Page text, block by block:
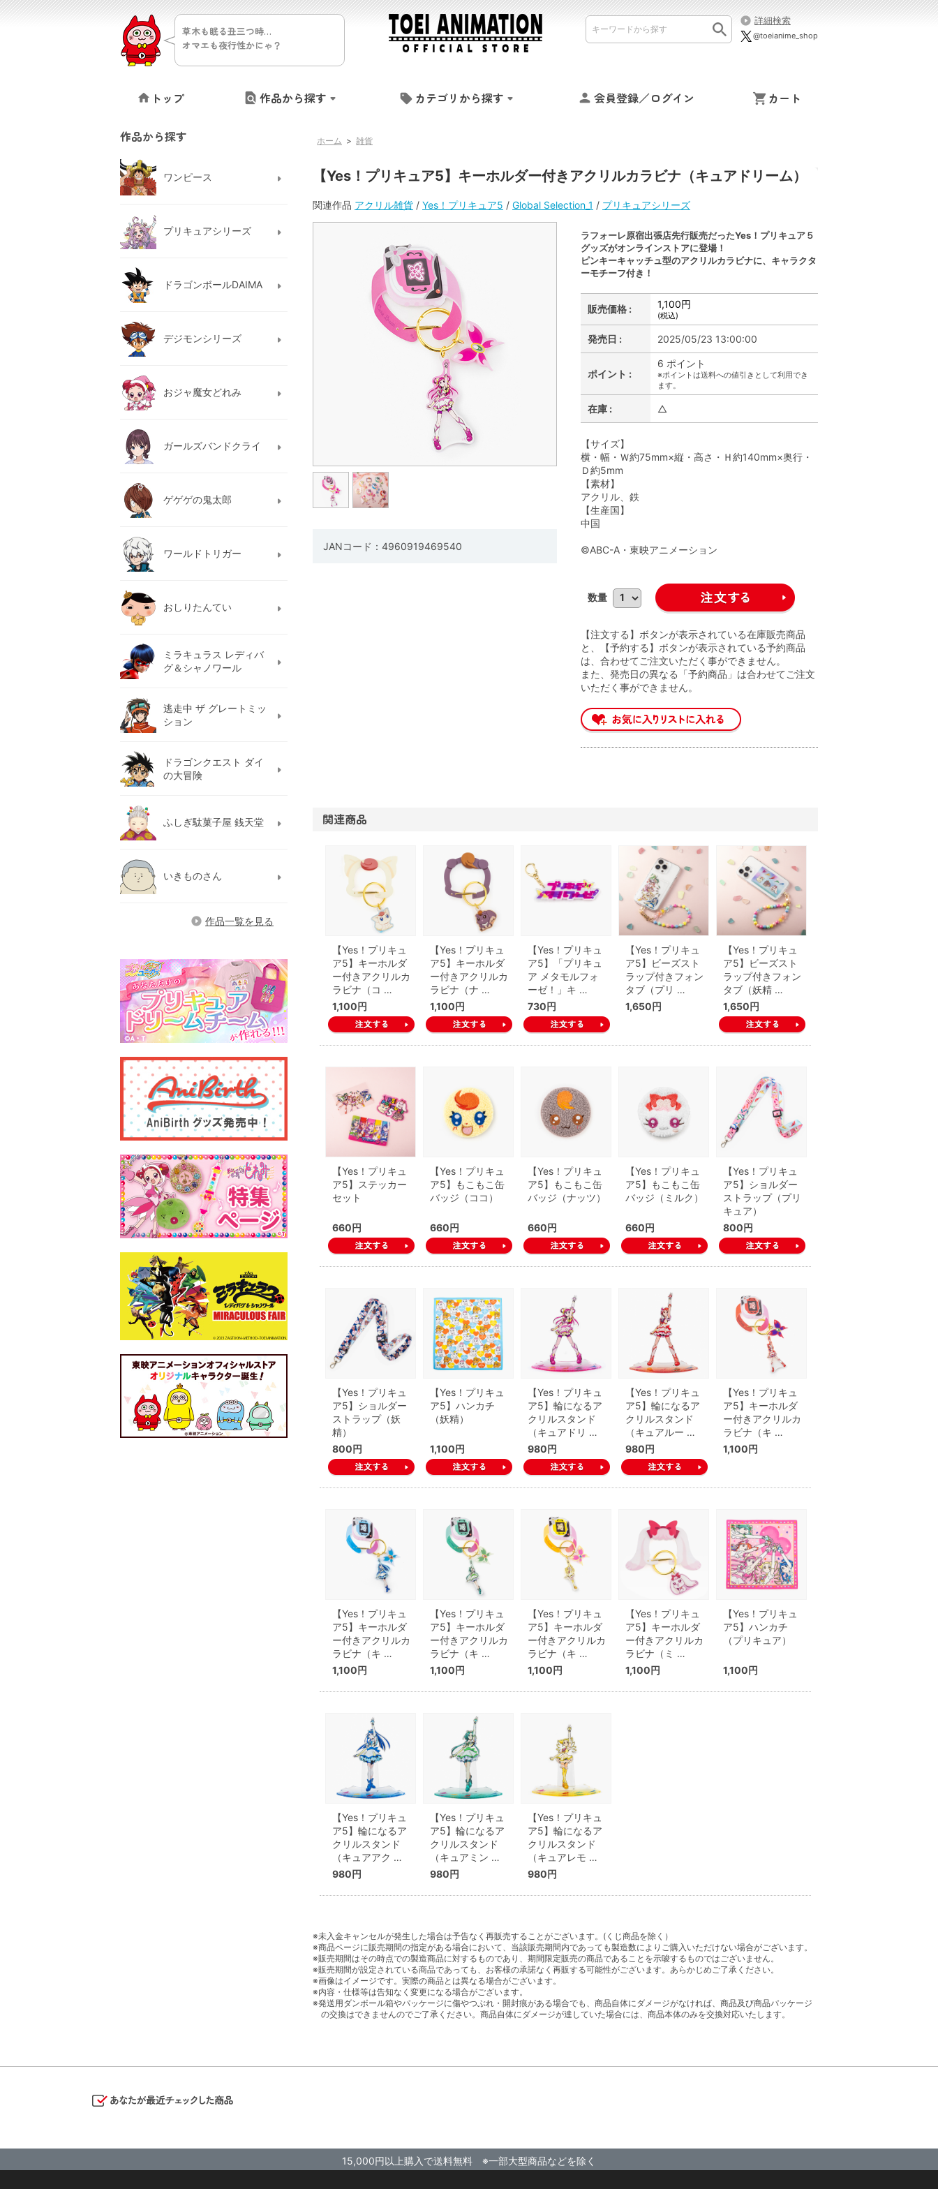
草木も眠る丑三つ時…
オマエも夜行性かにゃ？
詳細検索
@toeianime_shop
トップ 作品から探す カテゴリから探す 会員登録／ログイン カート
ホーム > 雑貨
【Yes！プリキュア5】キーホルダー付きアクリルカラビナ（キュアドリーム）
関連作品 アクリル雑貨 / Yes！プリキュア5 / Global Selection_1 / プリキュアシリーズ
JANコード：4960919469540
ラフォーレ原宿出張店先行販売だったYes！プリキュア５
グッズがオンラインストアに登場！
ピンキーキャッチュ型のアクリルカラビナに、キャラクタ
ーモチーフ付き！
販売価格 : 1,100円
(税込)
発売日 : 2025/05/23 13:00:00
ポイント :
6 ポイント
※ポイントは送料への値引きとして利用でき
ます。
在庫 : △
【サイズ】
横・幅・Ｗ約75mm×縦・高さ・Ｈ約140mm×奥行・
Ｄ約5mm
【素材】
アクリル、鉄
【生産国】
中国
©ABC-A・東映アニメーション
数量
【注文する】ボタンが表示されている在庫販売商品
と、【予約する】ボタンが表示されている予約商品
は、合わせてご注文いただく事ができません。
また、発売日の異なる「予約商品」は合わせてご注文
いただく事ができません。
関連商品
【Yes！プリキュ
ア5】キーホルダ
ー付きアクリルカ
ラビナ（コ …
1,100円
【Yes！プリキュ
ア5】キーホルダ
ー付きアクリルカ
ラビナ（ナ …
1,100円
【Yes！プリキュ
ア5】「プリキュ
ア メタモルフォ
ーゼ！」キ …
730円
【Yes！プリキュ
ア5】ビーズスト
ラップ付きフォン
タブ（プリ …
1,650円
【Yes！プリキュ
ア5】ビーズスト
ラップ付きフォン
タブ（妖精 …
1,650円
【Yes！プリキュ
ア5】ステッカー
セット
660円
【Yes！プリキュ
ア5】もこもこ缶
バッジ（ココ）
660円
【Yes！プリキュ
ア5】もこもこ缶
バッジ（ナッツ）
660円
【Yes！プリキュ
ア5】もこもこ缶
バッジ（ミルク）
660円
【Yes！プリキュ
ア5】ショルダー
ストラップ（プリ
キュア）
800円
【Yes！プリキュ
ア5】ショルダー
ストラップ（妖
精）
800円
【Yes！プリキュ
ア5】ハンカチ
（妖精）
1,100円
【Yes！プリキュ
ア5】輪になるア
クリルスタンド
（キュアドリ …
980円
【Yes！プリキュ
ア5】輪になるア
クリルスタンド
（キュアルー …
980円
【Yes！プリキュ
ア5】キーホルダ
ー付きアクリルカ
ラビナ（キ …
1,100円
【Yes！プリキュ
ア5】キーホルダ
ー付きアクリルカ
ラビナ（キ …
1,100円
【Yes！プリキュ
ア5】キーホルダ
ー付きアクリルカ
ラビナ（キ …
1,100円
【Yes！プリキュ
ア5】キーホルダ
ー付きアクリルカ
ラビナ（キ …
1,100円
【Yes！プリキュ
ア5】キーホルダ
ー付きアクリルカ
ラビナ（ミ …
1,100円
【Yes！プリキュ
ア5】ハンカチ
（プリキュア）
1,100円
【Yes！プリキュ
ア5】輪になるア
クリルスタンド
（キュアアク …
980円
【Yes！プリキュ
ア5】輪になるア
クリルスタンド
（キュアミン …
980円
【Yes！プリキュ
ア5】輪になるア
クリルスタンド
（キュアレモ …
980円
※未入金キャンセルが発生した場合は予告なく再販売することがございます。(くじ商品を除く）
※商品ページに販売期間の指定がある場合において、当該販売期間内であっても製造数によりご購入いただけない場合がございます。
※販売期間はその時点での製造商品に対するものであり、期間限定販売の商品であることを示唆するものではございません。
※販売期間が設定されている商品であっても、お客様の承諾なく再販する可能性がございます。あらかじめご了承ください。
※画像はイメージです。実際の商品とは異なる場合がございます。
※内容・仕様等は告知なく変更になる場合がございます。
※発送用ダンボール箱やパッケージに傷やつぶれ・開封痕がある場合でも、商品自体にダメージがなければ、商品及び商品パッケージ
の交換はできませんのでご了承ください。商品自体にダメージが達していた場合には、商品本体のみを交換対応いたします。
作品から探す
ワンピース
プリキュアシリーズ
ドラゴンボールDAIMA
デジモンシリーズ
おジャ魔女どれみ
ガールズバンドクライ
ゲゲゲの鬼太郎
ワールドトリガー
おしりたんてい
ミラキュラス レディバ
グ＆シャノワール
逃走中 ザ グレートミッ
ション
ドラゴンクエスト ダイ
の大冒険
ふしぎ駄菓子屋 銭天堂
いきものさん
作品一覧を見る
15,000円以上購入で送料無料 ※一部大型商品などを除く